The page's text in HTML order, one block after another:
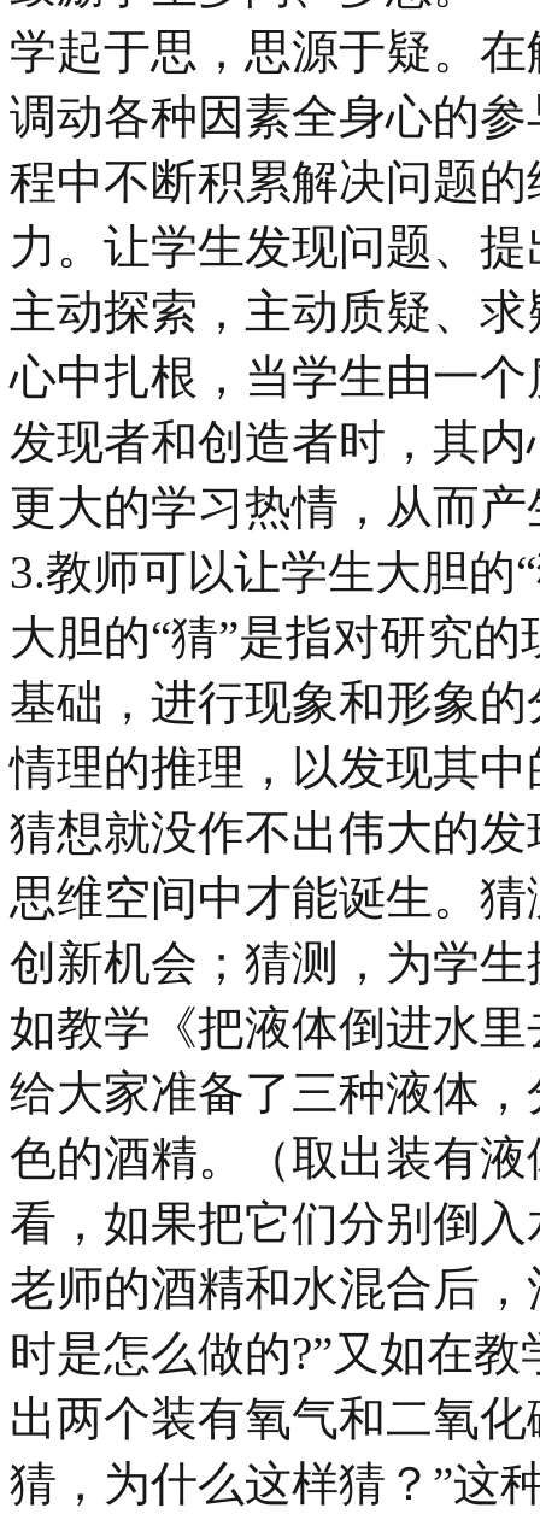
学起于思，思源于疑。
调动各种因素全身心的
程中不断积累解决问题
力。让学生发现问题、
主动探索，主动质疑、
心中扎根，当学生由一
发现者和创造者时，其
更大的学习热情，从而
3.教师可以让学生大胆的
大胆的“猜”是指对研究
基础，进行现象和形象
情理的推理，以发现其
猜想就没作不出伟大的
思维空间中才能诞生。
创新机会；猜测，为学
如教学《把液体倒进水
给大家准备了三种液体
色的酒精。（取出装有
看，如果把它们分别倒
老师的酒精和水混合后
时是怎么做的?”又如在
出两个装有氧气和二氧
猜，为什么这样猜？”这